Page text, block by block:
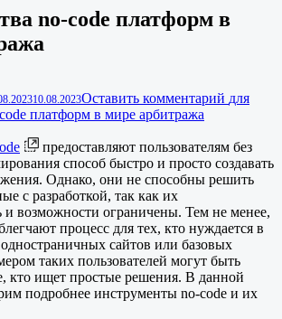
no-code платформ в
10.08.2023Оставить комментарий для
платформ в мире арбитража
предоставляют пользователям без
способ быстро и просто создавать
Однако, они не способны решить
с разработкой, так как их
и возможности ограничены. Тем не менее,
процесс для тех, кто нуждается в
сайтов или базовых
таких пользователей могут быть
кто ищет простые решения. В данной
подробнее инструменты no-code и их